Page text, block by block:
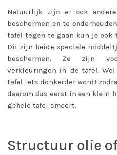
Natuurlijk zijn er ook
beschermen en te
tafel tegen te gaan kun je ook
Dit zijn beide speciale
beschermen. Ze zijn
verkleuringen in de tafel.
tafel iets donkerder wordt
daarom dus eerst in een klein
gehele tafel smeert.
Structuur olie